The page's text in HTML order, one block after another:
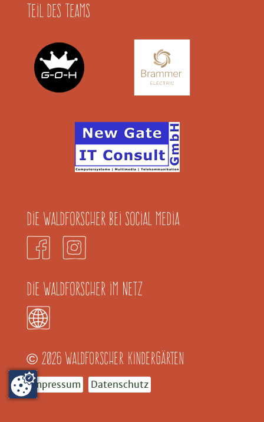
Teil des Teams
Die Waldforscher bei Social Media
Die Waldforscher im Netz
© 2026 Waldforscher Kindergärten
Impressum Datenschutz